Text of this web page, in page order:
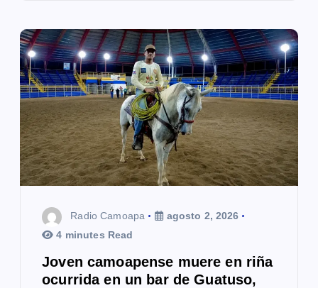
Radio Camoapa
agosto 2, 2026
4 minutes Read
Joven camoapense muere en riña
ocurrida en un bar de Guatuso,